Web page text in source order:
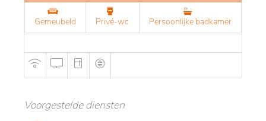
Gemeubeld Privé-wc Persoonlijke badkamer
Voorgestelde diensten